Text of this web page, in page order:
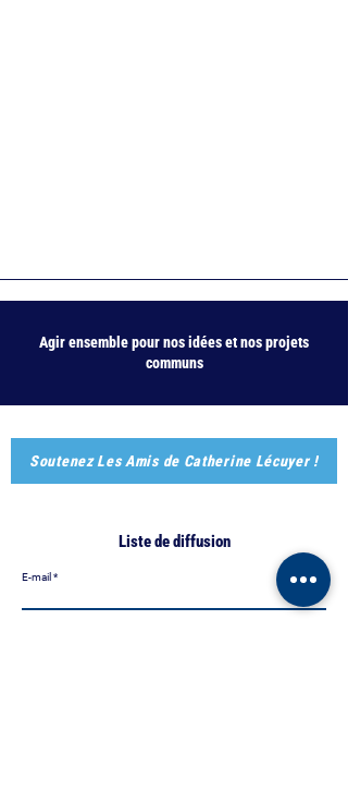
Agir ensemble pour nos idées et nos projets
communs
Soutenez Les Amis de Catherine Lécuyer !
Liste de diffusion
E-mail